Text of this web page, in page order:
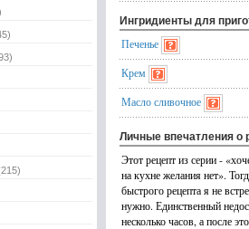
Ингридиенты для
Печенье
Крем
Масло сливочное
Личные впечатления о
Этот рецепт из серии -
на кухне желания нет».
быстрого рецепта я не
нужно. Единственный
несколько часов, а после